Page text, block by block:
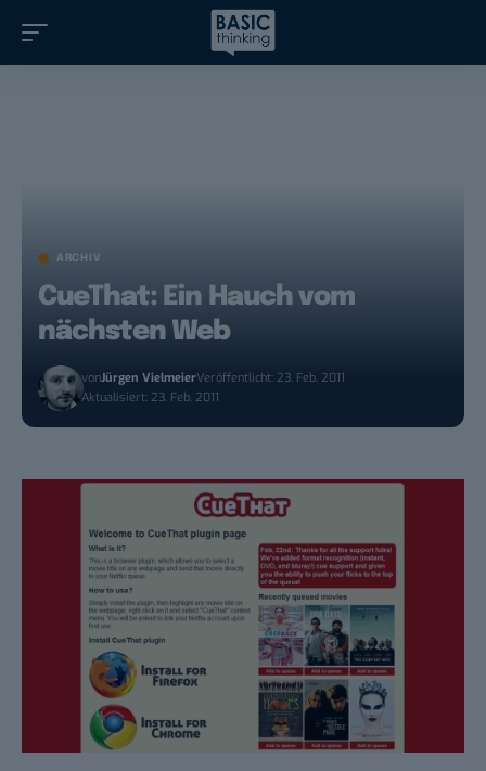
ARCHIV
CueThat: Ein Hauch vom
nächsten Web
vonJürgen VielmeierVeröffentlicht: 23. Feb. 2011
Aktualisiert: 23. Feb. 2011